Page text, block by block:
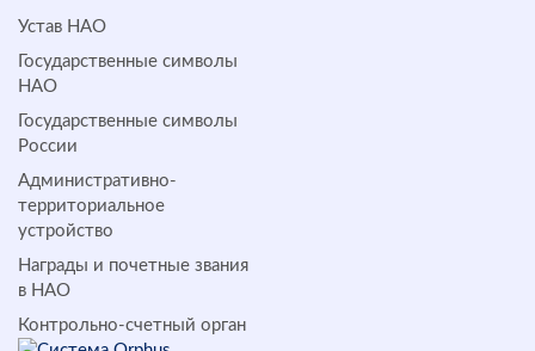
Устав НАО
Государственные символы
НАО
Государственные символы
России
Административно-
территориальное
устройство
Награды и почетные звания
в НАО
Контрольно-счетный орган